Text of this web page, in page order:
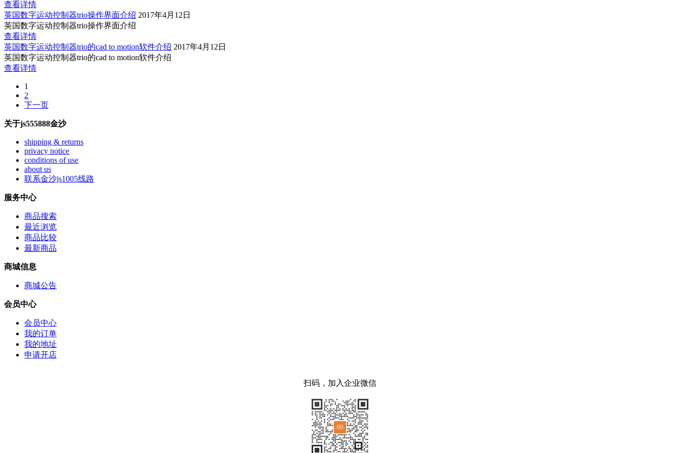
查看详情
英国数字运动控制器trio操作界面介绍 2017年4月12日
英国数字运动控制器trio操作界面介绍
查看详情
英国数字运动控制器trio的cad to motion软件介绍 2017年4月12日
英国数字运动控制器trio的cad to motion软件介绍
查看详情
1
2
下一页
关于js555888金沙
shipping & returns
privacy notice
conditions of use
about us
联系金沙js1005线路
服务中心
商品搜索
最近浏览
商品比较
最新商品
商城信息
商城公告
会员中心
会员中心
我的订单
我的地址
申请开店
扫码，加入企业微信